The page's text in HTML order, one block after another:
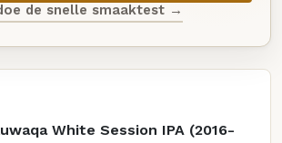
de snelle smaaktest →
White Session IPA (2016-